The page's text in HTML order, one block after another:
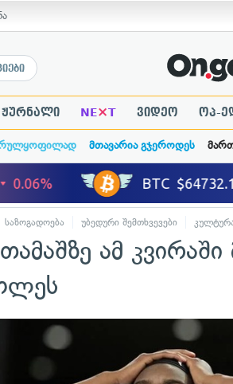
ჟურნალი NE×T ვიდეო ოპ-
მთავარია გჯეროდეს
საზოგადოება უბედური შემთხვევები
ამ კვირაში